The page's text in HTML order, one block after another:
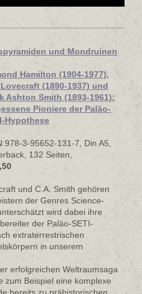
und Mondruinen
Hamilton (1904-1977),
Lovecraft (1890-1937) und
Ashton Smith (1893-1961):
Pioniere der Paläo-
Hypothese
978-3-95652-131-7, Din A5,
132 Seiten,
und C.A. Smith gehören
der Genres Science-
wird dabei ihre
der Paläo-SETI-
extraterrestrischen
in unserem
erfolgreichen Weltraumsaga
zum Beispiel eine komplexe
bereits zu prähistorischen